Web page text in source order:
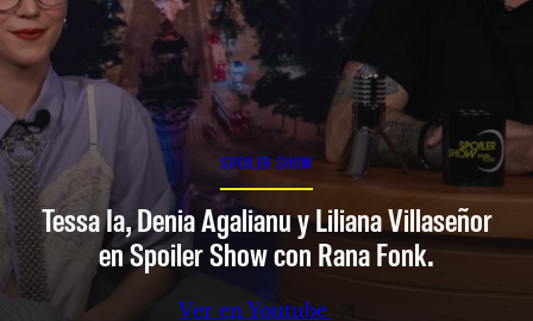
SPOILER SHOW
Tessa Ia, Denia Agalianu y Liliana Villaseñor
en Spoiler Show con Rana Fonk.
Ver en Youtube